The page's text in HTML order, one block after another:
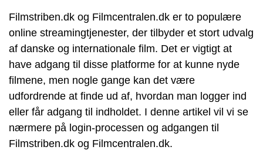
Filmstriben.dk og Filmcentralen.dk er to populære
online streamingtjenester, der tilbyder et stort udvalg
af danske og internationale film. Det er vigtigt at
have adgang til disse platforme for at kunne nyde
filmene, men nogle gange kan det være
udfordrende at finde ud af, hvordan man logger ind
eller får adgang til indholdet. I denne artikel vil vi se
nærmere på login-processen og adgangen til
Filmstriben.dk og Filmcentralen.dk.